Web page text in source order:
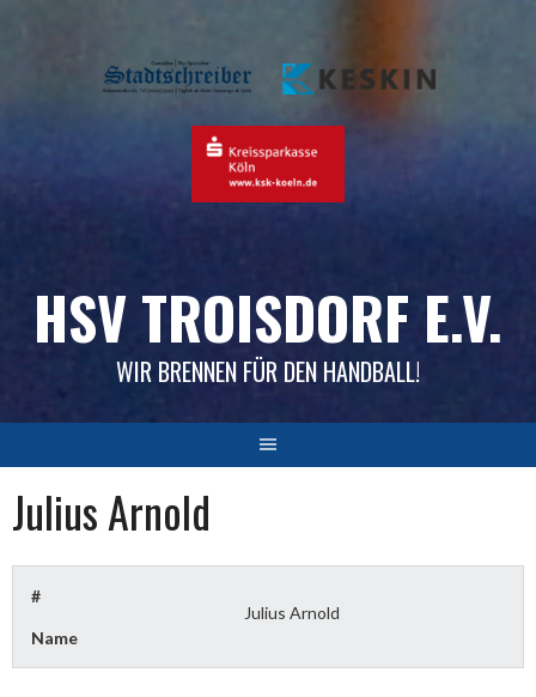
HSV TROISDORF E.V.
WIR BRENNEN FÜR DEN HANDBALL!
Julius Arnold
#
Name
Julius Arnold